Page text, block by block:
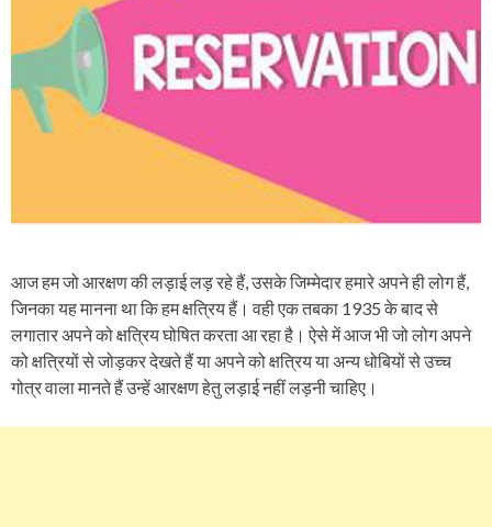
आज हम जो आरक्षण की लड़ाई लड़ रहे हैं, उसके जिम्मेदार हमारे अपने ही लोग हैं,
जिनका यह मानना था कि हम क्षत्रिय हैं। वही एक तबका 1935 के बाद से
लगातार अपने को क्षत्रिय घोषित करता आ रहा है। ऐसे में आज भी जो लोग अपने
को क्षत्रियों से जोड़कर देखते हैं या अपने को क्षत्रिय या अन्य धोबियों से उच्च
गोत्र वाला मानते हैं उन्हें आरक्षण हेतु लड़ाई नहीं लड़नी चाहिए।